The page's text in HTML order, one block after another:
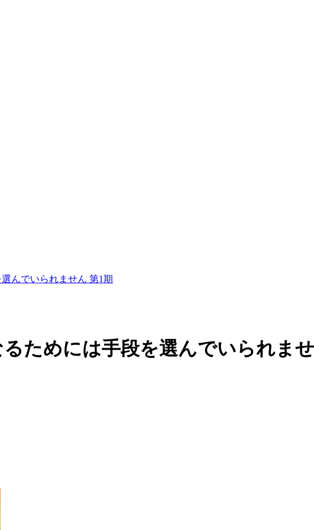
んでいられません 第1期
ためには手段を選んでいられま